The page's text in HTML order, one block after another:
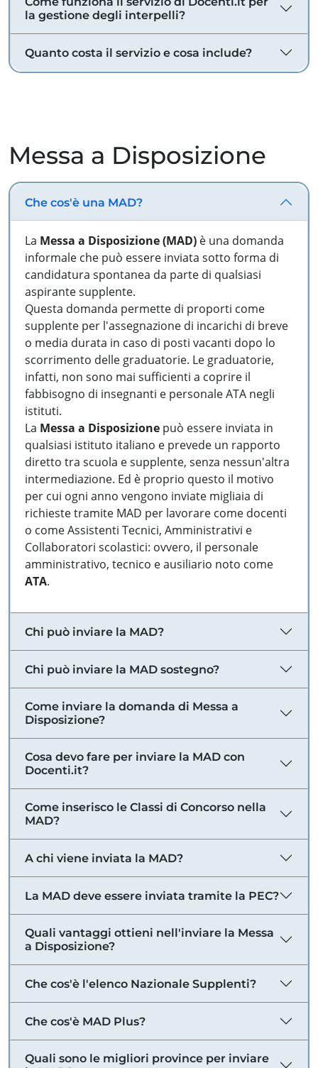
la gestione degli interpelli?
Quanto costa il servizio e cosa include?
Messa a Disposizione
Che cos'è una MAD?
La Messa a Disposizione (MAD) è una domanda
informale che può essere inviata sotto forma di
candidatura spontanea da parte di qualsiasi
aspirante supplente.
Questa domanda permette di proporti come
supplente per l'assegnazione di incarichi di breve
o media durata in caso di posti vacanti dopo lo
scorrimento delle graduatorie. Le graduatorie,
infatti, non sono mai sufficienti a coprire il
fabbisogno di insegnanti e personale ATA negli
istituti.
La Messa a Disposizione può essere inviata in
qualsiasi istituto italiano e prevede un rapporto
diretto tra scuola e supplente, senza nessun'altra
intermediazione. Ed è proprio questo il motivo
per cui ogni anno vengono inviate migliaia di
richieste tramite MAD per lavorare come docenti
o come Assistenti Tecnici, Amministrativi e
Collaboratori scolastici: ovvero, il personale
amministrativo, tecnico e ausiliario noto come
ATA.
Chi può inviare la MAD?
Chi può inviare la MAD sostegno?
Come inviare la domanda di Messa a
Disposizione?
Cosa devo fare per inviare la MAD con
Docenti.it?
Come inserisco le Classi di Concorso nella
MAD?
A chi viene inviata la MAD?
La MAD deve essere inviata tramite la PEC?
Quali vantaggi ottieni nell'inviare la Messa
a Disposizione?
Che cos'è l'elenco Nazionale Supplenti?
Che cos'è MAD Plus?
Quali sono le migliori province per inviare